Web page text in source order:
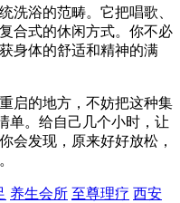
洗浴的范畴。它把唱歌、
合式的休闲方式。你不必
身体的舒适和精神的满
启的地方，不妨把这种集
单。给自己几个小时，让
会发现，原来好好放松，
养生会所 至尊理疗 西安